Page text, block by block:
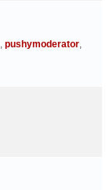
, pushymoderator,